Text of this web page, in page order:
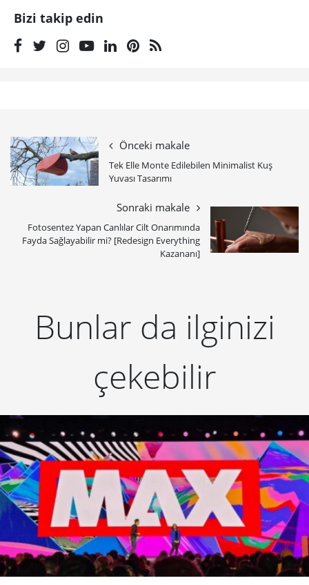
Bizi takip edin
Önceki makale
Tek Elle Monte Edilebilen Minimalist Kuş
Yuvası Tasarımı
Sonraki makale
Fotosentez Yapan Canlılar Cilt Onarımında
Fayda Sağlayabilir mi? [Redesign Everything
Kazananı]
Bunlar da ilginizi
çekebilir